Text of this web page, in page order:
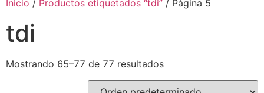
Inicio / Productos etiquetados “tdi” / Página 5
tdi
Mostrando 65–77 de 77 resultados